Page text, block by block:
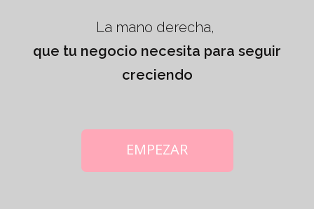
La mano derecha,
que tu negocio necesita para seguir
creciendo
EMPEZAR